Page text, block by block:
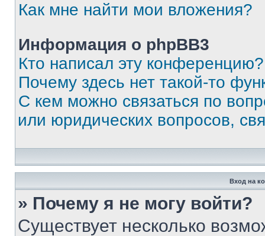
Как мне найти мои вложения?
Информация о phpBB3
Кто написал эту конференцию?
Почему здесь нет такой-то
С кем можно связаться по
или юридических вопросов,
Вход на
» Почему я не могу войти?
Существует несколько